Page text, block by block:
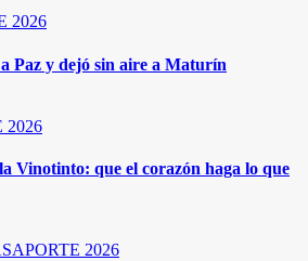
2026
Paz y dejó sin aire a Maturín
2026
Vinotinto: que el corazón haga lo que
2026